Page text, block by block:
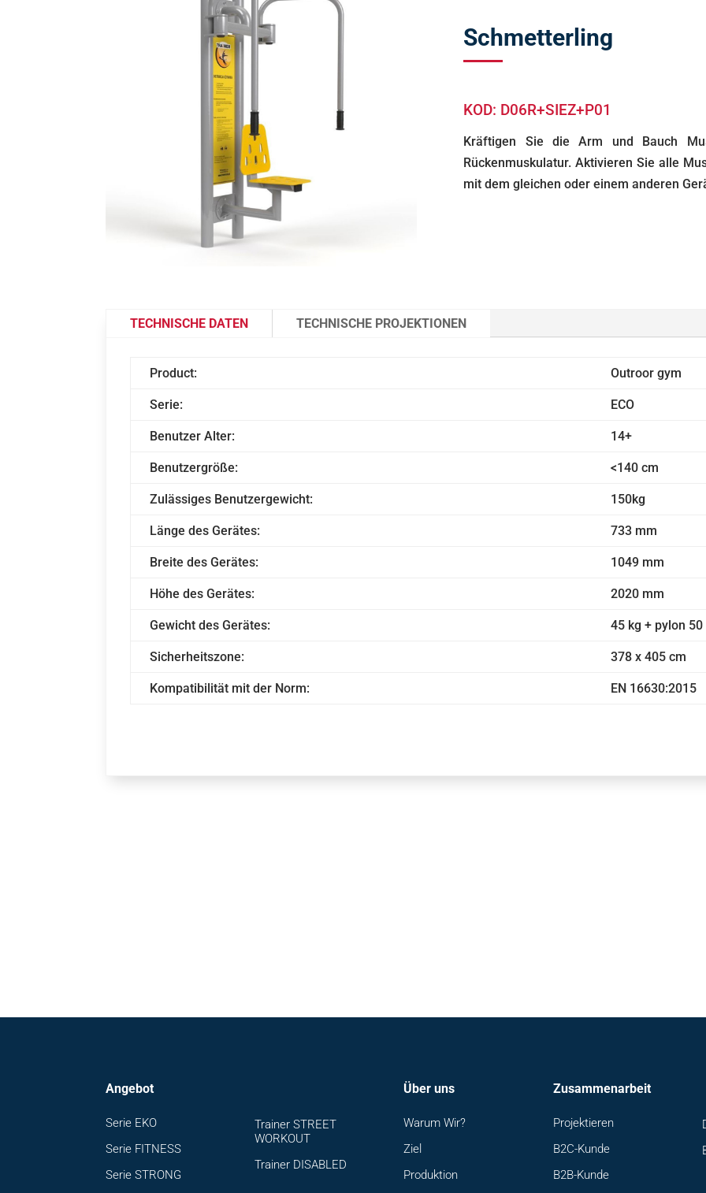
Räder Tai Chi Duo
Tai Chi & Schultertrainer
Schmetterling
KOD: D06R+SIEZ+P01
Kräftigen Sie die Arm und Bauch
Rückenmuskulatur. Aktivieren Sie alle
mit dem gleichen oder einem anderen
TECHNISCHE DATEN TECHNISCHE PROJEKTIONEN
Product: Outroor gym
Serie: ECO
Benutzer Alter: 14+
Benutzergröße: <140 cm
Zulässiges Benutzergewicht: 150kg
Länge des Gerätes: 733 mm
Breite des Gerätes: 1049 mm
Höhe des Gerätes: 2020 mm
Gewicht des Gerätes: 45 kg + pylon 50
Sicherheitszone: 378 x 405 cm
Kompatibilität mit der Norm: EN 16630:2015
Angebot
Serie EKO
Serie FITNESS
Serie STRONG
Trainer STREET
WORKOUT
Trainer DISABLED
Über uns
Warum Wir?
Ziel
Produktion
Zusammenarbeit
Projektieren
B2C-Kunde
B2B-Kunde